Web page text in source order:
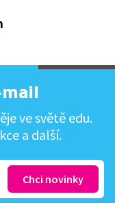
ve světě edu.
a další.